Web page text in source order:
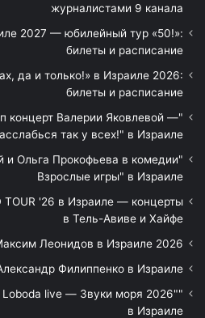
журналистами 9 канала
2027 — юбилейный тур «50!»:
билеты и расписание
да и только!» в Израиле 2026:
билеты и расписание
концерт Валерии Яковлевой —
так у всех!" в Израиле
и Ольга Прокофьева в комедии
Взрослые игры" в Израиле
TOUR '26 в Израиле — концерты
в Тель-Авиве и Хайфе
Леонидов в Израиле 2026
Филиппенко в Израиле
Loboda live — Звуки моря 2026"
в Израиле